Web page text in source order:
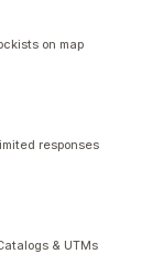
on map
responses
& UTMs